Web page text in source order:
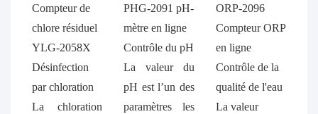
Compteur de
chlore résiduel
YLG-2058X
Désinfection
par chloration
La chloration
PHG-2091 pH-
mètre en ligne
Contrôle du pH
La valeur du
pH est l’un des
paramètres les
ORP-2096
Compteur ORP
en ligne
Contrôle de la
qualité de l'eau
La valeur